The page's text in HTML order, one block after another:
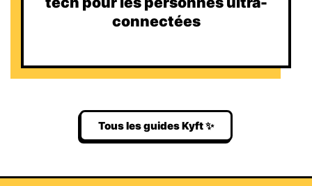
connectées
Tous les guides Kyft ✨